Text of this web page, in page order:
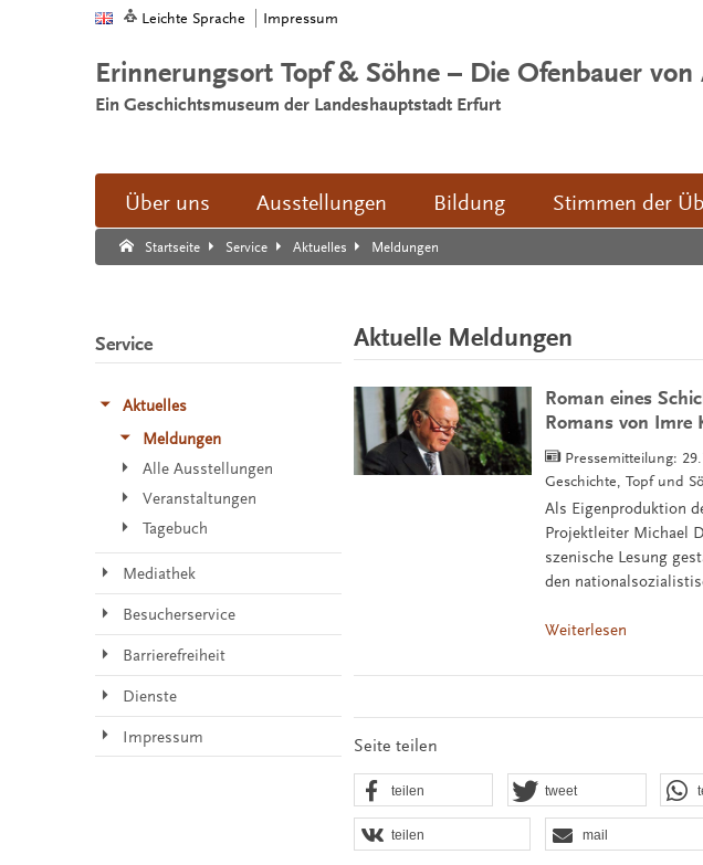
Leichte Sprache Impressum
Erinnerungsort Topf & Söhne – Die Ofenbauer
Ein Geschichtsmuseum der Landeshauptstadt Erfurt
Über uns Ausstellungen Bildung Stimmen der
Startseite Service Aktuelles Meldungen
Suche:
Suche Ende.
Aktuelle Meldungen
Roman eines
Romans von Imre
Pressemitteilung:
Geschichte, Topf und
Als Eigenproduktion
Projektleiter Michael
szenische Lesung
den
Weiterlesen
Seite teilen
teilen tweet
teilen mail
Service
Aktuelles
Meldungen
Alle Ausstellungen
Veranstaltungen
Tagebuch
Mediathek
Besucherservice
Barrierefreiheit
Dienste
Impressum